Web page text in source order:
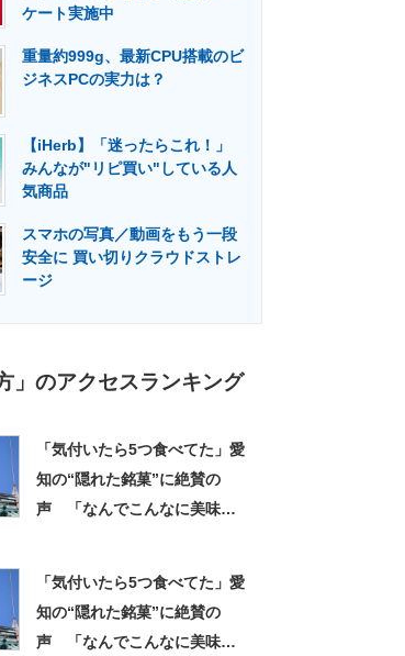
建設×テクノロジーの最前線
ケート実施中
重量約999g、最新CPU搭載のビ
ジネスPCの実力は？
【iHerb】「迷ったらこれ！」
みんなが"リピ買い"している人
気商品
スマホの写真／動画をもう一段
安全に 買い切りクラウドストレ
ージ
」のアクセスランキング
「気付いたら5つ食べてた」愛
知の“隠れた銘菓”に絶賛の
声 「なんでこんなに美味し
「気付いたら5つ食べてた」愛
知の“隠れた銘菓”に絶賛の
声 「なんでこんなに美味し